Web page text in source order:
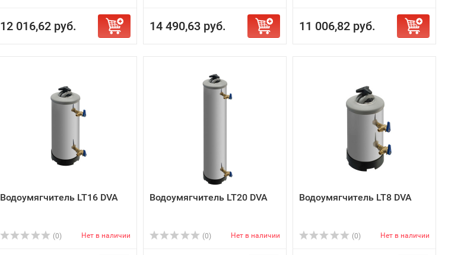
12 016,62 руб. 14 490,63 руб. 11 006,82 руб.
Водоумягчитель LT16 DVA
(0) Нет в наличии
Водоумягчитель LT20 DVA
(0) Нет в наличии
Водоумягчитель LT8 DVA
(0) Нет в наличии